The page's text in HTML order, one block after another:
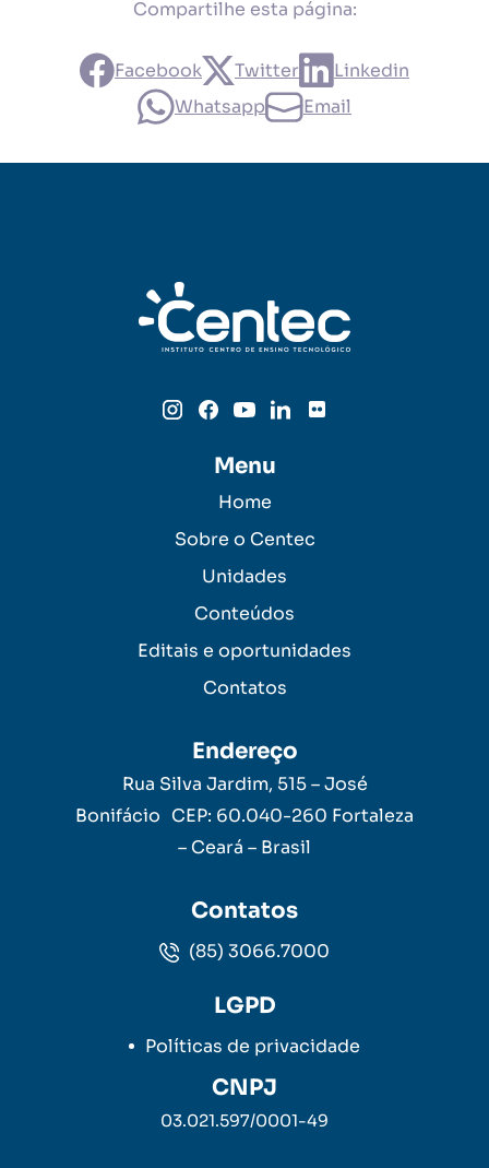
Compartilhe esta página:
Facebook Twitter
Linkedin
Whatsapp
Email
Menu
Home
Sobre o Centec
Unidades
Conteúdos
Editais e oportunidades
Contatos
Endereço
Rua Silva Jardim, 515 – José
Bonifácio CEP: 60.040-260 Fortaleza
– Ceará – Brasil
Contatos
(85) 3066.7000
LGPD
Políticas de privacidade
CNPJ
03.021.597/0001-49